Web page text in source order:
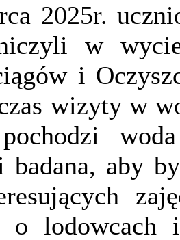
2025r.
w
i
wizyty w
aby
o